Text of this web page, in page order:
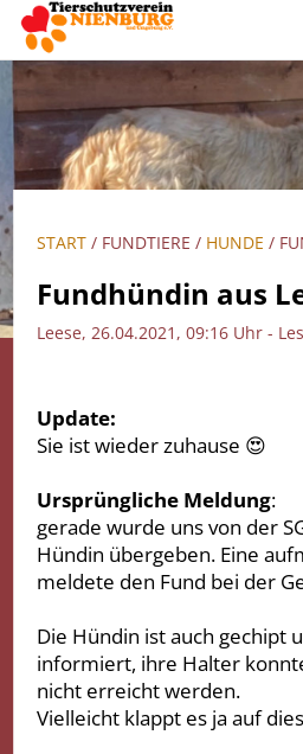
START / FUNDTIERE / HUNDE /
Fundhündin aus
Leese, 26.04.2021, 09:16 Uhr -
Update:
Sie ist wieder zuhause 😍
Ursprüngliche Meldung:
gerade wurde uns von der
Hündin übergeben. Eine
meldete den Fund bei der
Die Hündin ist auch gechipt
informiert, ihre Halter
nicht erreicht werden.
Vielleicht klappt es ja auf